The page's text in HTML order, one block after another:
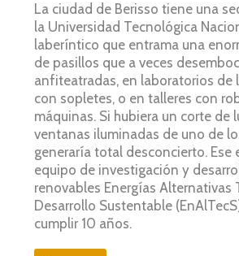
La ciudad de Berisso tiene una
la Universidad Tecnológica
laberíntico que entrama una
de pasillos que a veces
anfiteatradas, en laboratorios de
con sopletes, o en talleres con
máquinas. Si hubiera un corte de
ventanas iluminadas de uno de
generaría total desconcierto. Ese
equipo de investigación y
renovables Energías Alternativas
Desarrollo Sustentable
cumplir 10 años.